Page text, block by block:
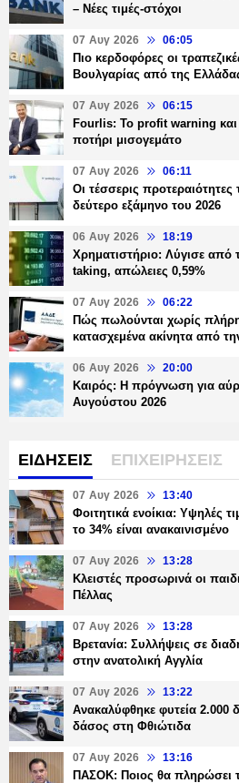
– Νέες τιμές-στόχοι
07 Αυγ 2026 06:05
Πιο κερδοφόρες οι
Βουλγαρίας από της
07 Αυγ 2026 06:15
Fourlis: Το profit warning και
ποτήρι μισογεμάτο
07 Αυγ 2026 06:11
Οι τέσσερις
δεύτερο εξάμηνο του 2026
06 Αυγ 2026 18:19
Χρηματιστήριο: Λύγισε
taking, απώλειες 0,59%
07 Αυγ 2026 06:22
Πώς πωλούνται χωρίς
κατασχεμένα ακίνητα από
06 Αυγ 2026 20:00
Καιρός: Η πρόγνωση για
Αυγούστου 2026
ΕΙΔΗΣΕΙΣ ΕΠΙΧΕΙΡΗΣΕΙΣ
07 Αυγ 2026 13:40
Φοιτητικά ενοίκια: Υψηλές
το 34% είναι ανακαινισμένο
07 Αυγ 2026 13:28
Κλειστές προσωρινά οι
Πέλλας
07 Αυγ 2026 13:28
Βρετανία: Συλλήψεις σε
στην ανατολική Αγγλία
07 Αυγ 2026 13:22
Ανακαλύφθηκε φυτεία 2.000
δάσος στη Φθιώτιδα
07 Αυγ 2026 13:16
ΠΑΣΟΚ: Ποιος θα πληρώσει